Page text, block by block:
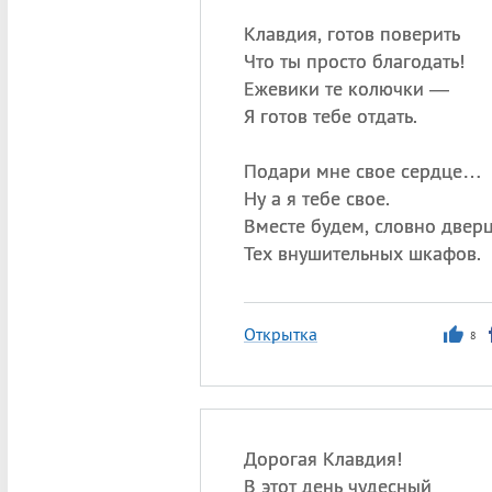
Клавдия, готов поверить
Что ты просто благодать!
Ежевики те колючки —
Я готов тебе отдать.
Подари мне свое сердце…
Ну а я тебе свое.
Вместе будем, словно
Тех внушительных шкафов.
Открытка 8
Дорогая Клавдия!
В этот день чудесный